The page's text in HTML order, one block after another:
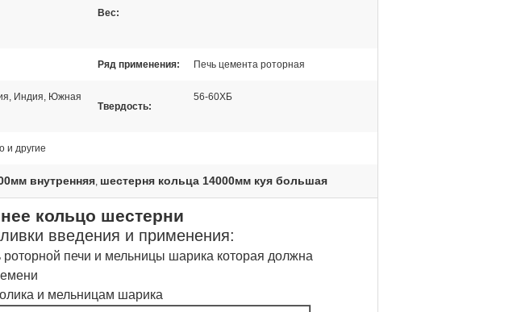
Вес:
Ряд применения: Печь цемента роторная
Индия, Южная
Твердость:
56-60ХБ
и другие
внутренняя, шестерня кольца 14000мм куя большая
кольцо шестерни
введения и применения:
роторной печи и мельницы шарика которая должна
и мельницам шарика